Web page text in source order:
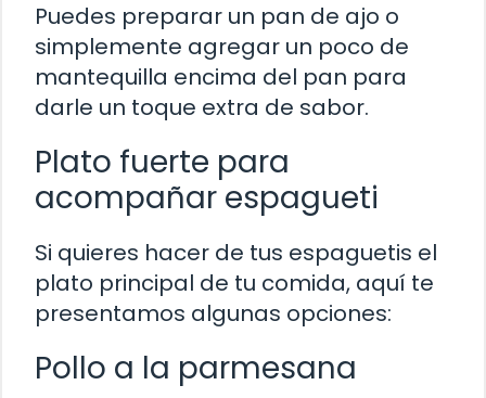
Puedes preparar un pan de ajo o
simplemente agregar un poco de
mantequilla encima del pan para
darle un toque extra de sabor.
Plato fuerte para
acompañar espagueti
Si quieres hacer de tus espaguetis el
plato principal de tu comida, aquí te
presentamos algunas opciones:
Pollo a la parmesana